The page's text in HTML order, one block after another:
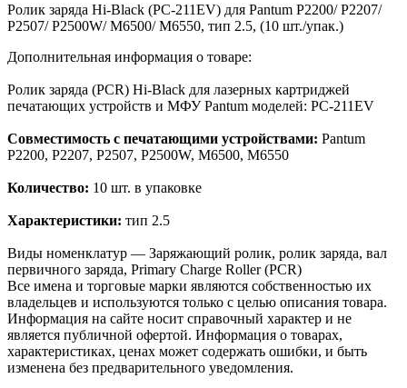
Ролик заряда Hi-Black (PC-211EV) для Pantum P2200/ P2207/
P2507/ P2500W/ M6500/ M6550, тип 2.5, (10 шт./упак.)
Дополнительная информация о товаре:
Ролик заряда (PCR) Hi-Black для лазерных картриджей
печатающих устройств и МФУ Pantum моделей: PC-211EV
Совместимость с печатающими устройствами: Pantum
P2200, P2207, P2507, P2500W, M6500, M6550
Количество: 10 шт. в упаковке
Характеристики: тип 2.5
Виды номенклатур — Заряжающий ролик, ролик заряда, вал
первичного заряда, Primary Charge Roller (PCR)
Все имена и торговые марки являются собственностью их
владельцев и используются только с целью описания товара.
Информация на сайте носит справочный характер и не
является публичной офертой. Информация о товарах,
характеристиках, ценах может содержать ошибки, и быть
изменена без предварительного уведомления.